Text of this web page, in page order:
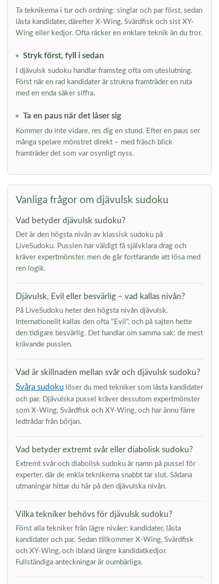
Ta teknikerna i tur och ordning: singlar och par först, sedan
låsta kandidater, därefter X-Wing, Svärdfisk och sist XY-
Wing eller kedjor. Ofta räcker en enklare teknik än du tror.
Stryk först, fyll i sedan
I djävulsk sudoku handlar framsteg ofta om uteslutning.
Först när en rad kandidater är strukna framträder en ruta
med en enda säker siffra.
Ta en paus när det låser sig
Kommer du inte vidare, res dig en stund. Efter en paus ser
många spelare mönstret direkt – med fräsch blick
framträder det som var osynligt nyss.
Vanliga frågor om djävulsk sudoku
Vad betyder djävulsk sudoku?
Det är den högsta nivån av klassisk sudoku på
LiveSudoku. Pusslen har väldigt få självklara drag och
kräver expertmönster, men de går fortfarande att lösa med
ren logik.
Djävulsk, Evil eller besvärlig – vad kallas nivån?
På LiveSudoku heter den högsta nivån djävulsk.
Internationellt kallas den ofta "Evil", och på sajten hette
den tidigare besvärlig. Det handlar om samma sak: de mest
krävande pusslen.
Vad är skillnaden mellan svår och djävulsk sudoku?
Svåra sudoku löser du med tekniker som låsta kandidater
och par. Djävulska pussel kräver dessutom expertmönster
som X-Wing, Svärdfisk och XY-Wing, och har ännu färre
ledtrådar från början.
Vad betyder extremt svår eller diabolisk sudoku?
Extremt svår och diabolisk sudoku är namn på pussel för
experter, där de enkla teknikerna snabbt tar slut. Sådana
utmaningar hittar du här på den djävulska nivån.
Vilka tekniker behövs för djävulsk sudoku?
Först alla tekniker från lägre nivåer: kandidater, låsta
kandidater och par. Sedan tillkommer X-Wing, Svärdfisk
och XY-Wing, och ibland längre kandidatkedjor.
Fullständiga anteckningar är oumbärliga.